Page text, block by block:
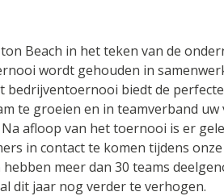
Beach in het teken van de
wordt gehouden in
bedrijventoernooi biedt de
te groeien en in teamverband
afloop van het toernooi is er
in contact te komen tijdens
meer dan 30 teams
dit jaar nog verder te verhogen.